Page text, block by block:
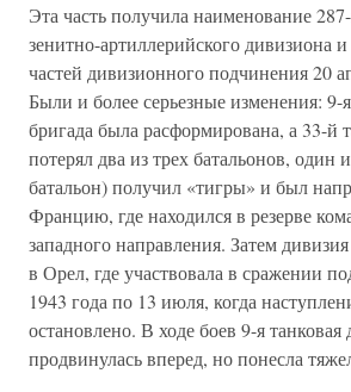
Эта часть получила наименование
зенитно-артиллерийского дивизиона
частей дивизионного подчинения 20
Были и более серьезные изменения: 9-
бригада была расформирована, а 33-й
потерял два из трех батальонов, один
батальон) получил «тигры» и был
Францию, где находился в резерве
западного направления. Затем
в Орел, где участвовала в сражении
1943 года по 13 июля, когда
остановлено. В ходе боев 9-я
продвинулась вперед, но понесла